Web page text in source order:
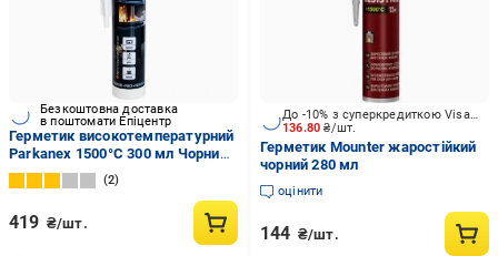
Безкоштовна доставка
в поштомати Епіцентр
Герметик високотемпературний
Parkanex 1500°C 300 мл Чорний
(9289222)
2
419 ₴/шт.
136.80₴/шт.
До -10% з суперкредиткою Visa Вигода
Герметик Mounter жаростійкий
чорний 280 мл
оцінити
144 ₴/шт.